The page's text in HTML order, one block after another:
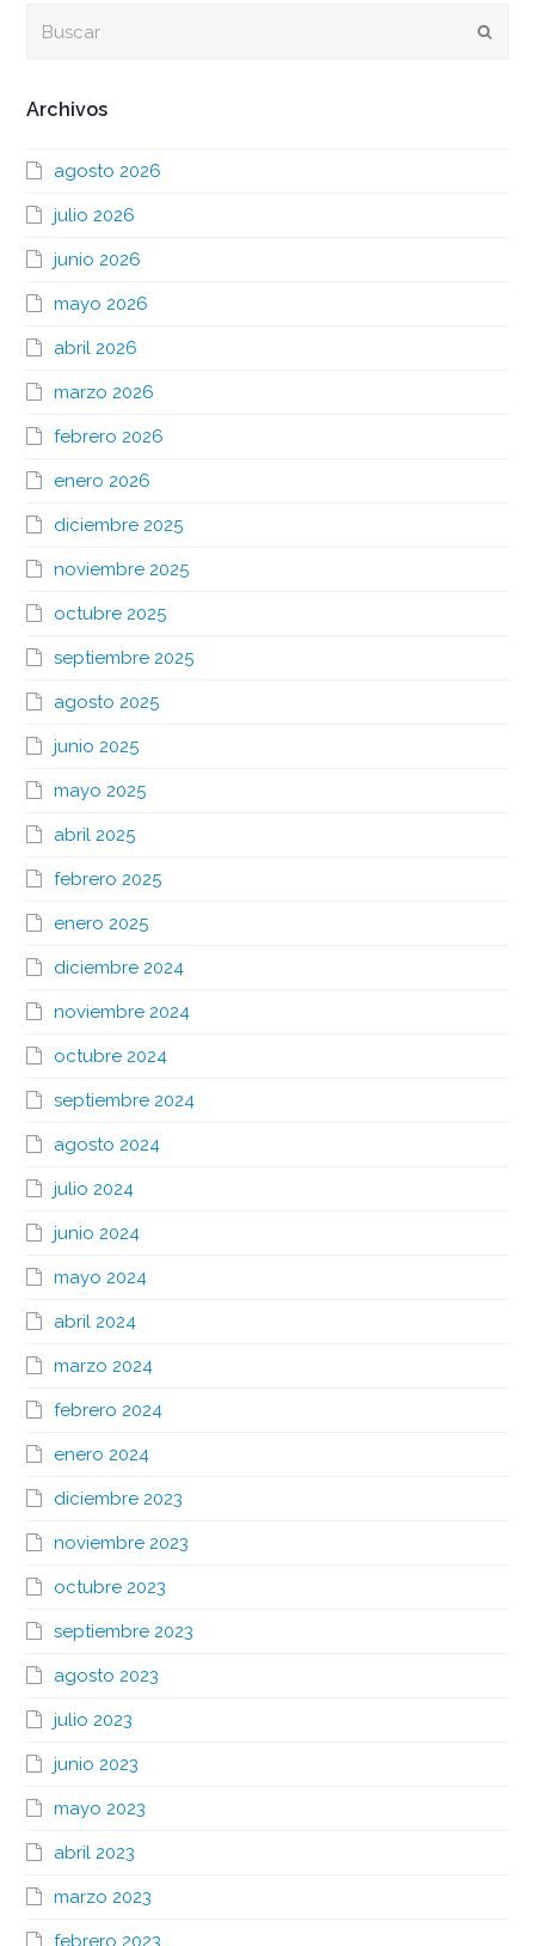
Archivos
agosto 2026
julio 2026
junio 2026
mayo 2026
abril 2026
marzo 2026
febrero 2026
enero 2026
diciembre 2025
noviembre 2025
octubre 2025
septiembre 2025
agosto 2025
junio 2025
mayo 2025
abril 2025
febrero 2025
enero 2025
diciembre 2024
noviembre 2024
octubre 2024
septiembre 2024
agosto 2024
julio 2024
junio 2024
mayo 2024
abril 2024
marzo 2024
febrero 2024
enero 2024
diciembre 2023
noviembre 2023
octubre 2023
septiembre 2023
agosto 2023
julio 2023
junio 2023
mayo 2023
abril 2023
marzo 2023
febrero 2023